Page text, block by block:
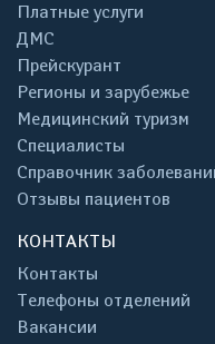
Платные услуги
ДМС
Прейскурант
Регионы и зарубежье
Медицинский туризм
Специалисты
Справочник
Отзывы пациентов
КОНТАКТЫ
Контакты
Телефоны отделений
Вакансии